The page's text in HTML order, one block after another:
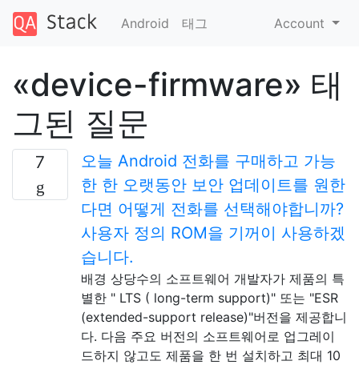
Android 태그 Account
«device-firmware» 태
그된 질문
7
오늘 Android 전화를 구매하고 가능
한 한 오랫동안 보안 업데이트를 원한
다면 어떻게 전화를 선택해야합니까?
사용자 정의 ROM을 기꺼이 사용하겠
습니다.
배경 상당수의 소프트웨어 개발자가 제품의 특
별한 " LTS ( long-term support)" 또는 "ESR
(extended-support release)"버전을 제공합니
다. 다음 주요 버전의 소프트웨어로 업그레이
드하지 않고도 제품을 한 번 설치하고 최대 10